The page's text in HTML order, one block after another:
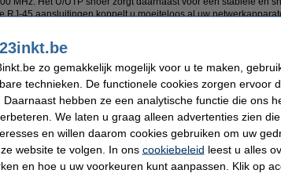
RJ-45 aansluitingen koppelt u moeiteloos al uw
te nemen en daarmee kosten te besparen.
100% garantie.
Aansluiting
Aansluiting
zo gemakkelijk mogelijk voor u te maken,
technieken. De functionele cookies zorgen ervoor
hebben ze een analytische functie die ons
We laten u graag alleen advertenties zien die
en willen daarom cookies gebruiken om uw
website te volgen. In ons cookiebeleid leest u alles
en hoe u uw voorkeuren kunt aanpassen. Klik op